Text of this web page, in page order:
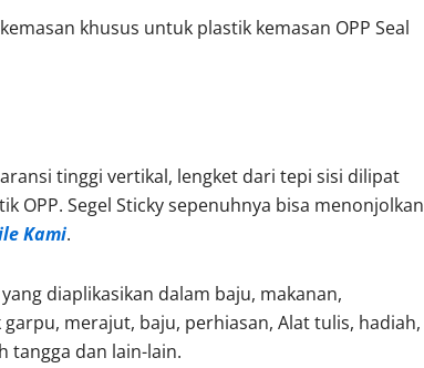
khusus untuk plastik kemasan OPP Seal
tinggi vertikal, lengket dari tepi sisi dilipat
OPP. Segel Sticky sepenuhnya bisa menonjolkan
Kami.
diaplikasikan dalam baju, makanan,
merajut, baju, perhiasan, Alat tulis, hadiah,
tangga dan lain-lain.